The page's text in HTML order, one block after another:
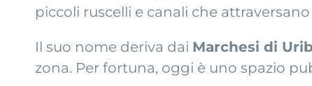
piccoli ruscelli e canali che
Il suo nome deriva dai Marchesi di
zona. Per fortuna, oggi è uno spazio